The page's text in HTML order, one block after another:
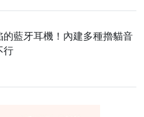
的藍牙耳機！內建多種擼貓音
行